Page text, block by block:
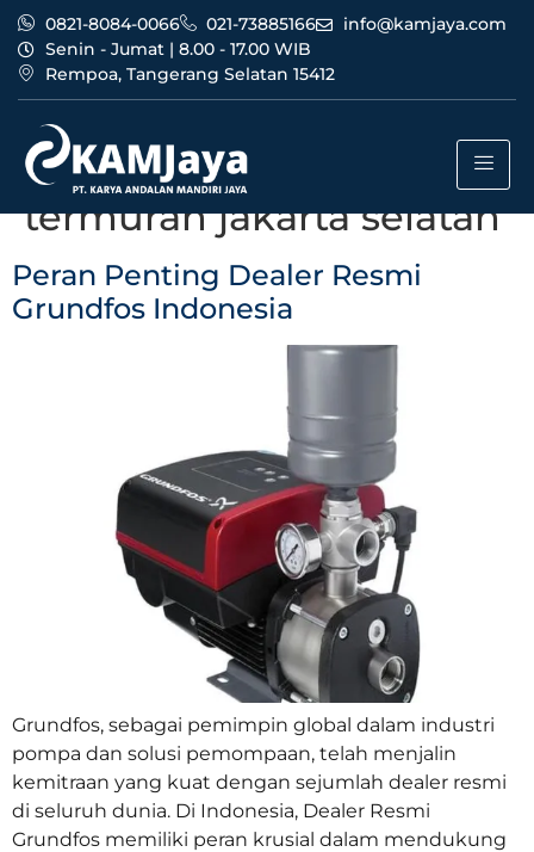
0821-8084-0066 021-73885166
info@kamjaya.com
Senin - Jumat | 8.00 - 17.00 WIB
Rempoa, Tangerang Selatan 15412
Tag:
grundfos indonesia
termurah jakarta selatan
Peran Penting Dealer Resmi
Grundfos Indonesia
Grundfos, sebagai pemimpin global dalam industri
pompa dan solusi pemompaan, telah menjalin
kemitraan yang kuat dengan sejumlah dealer resmi
di seluruh dunia. Di Indonesia, Dealer Resmi
Grundfos memiliki peran krusial dalam mendukung